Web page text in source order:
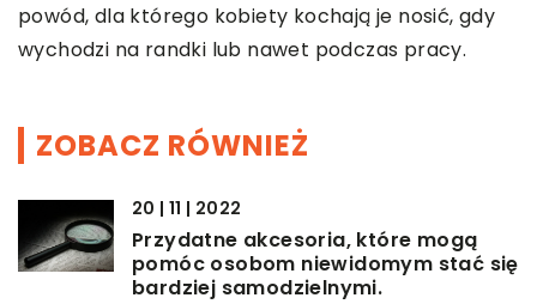
powód, dla którego kobiety kochają je nosić, gdy
wychodzi na randki lub nawet podczas pracy.
ZOBACZ RÓWNIEŻ
20 | 11 | 2022
Przydatne akcesoria, które mogą
pomóc osobom niewidomym stać się
bardziej samodzielnymi.